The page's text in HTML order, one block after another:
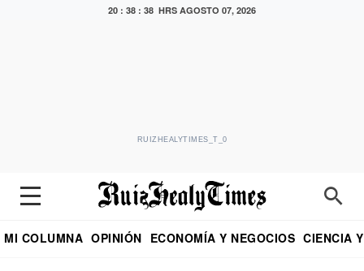
20 : 38 : 39 HRS AGOSTO 07, 2026
RUIZHEALYTIMES_T_0
MI COLUMNA OPINIÓN ECONOMÍA Y NEGOCIOS CIENCIA